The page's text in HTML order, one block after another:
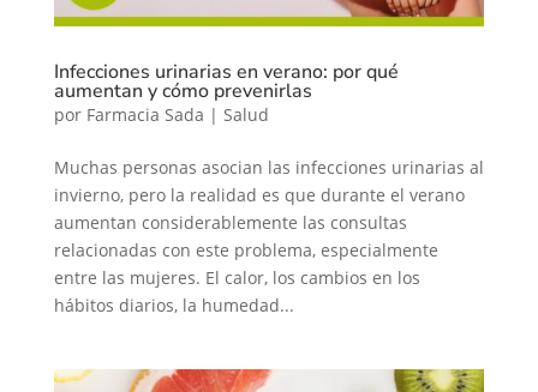
Infecciones urinarias en verano: por qué
aumentan y cómo prevenirlas
por Farmacia Sada | Salud
Muchas personas asocian las infecciones urinarias al
invierno, pero la realidad es que durante el verano
aumentan considerablemente las consultas
relacionadas con este problema, especialmente
entre las mujeres. El calor, los cambios en los
hábitos diarios, la humedad...